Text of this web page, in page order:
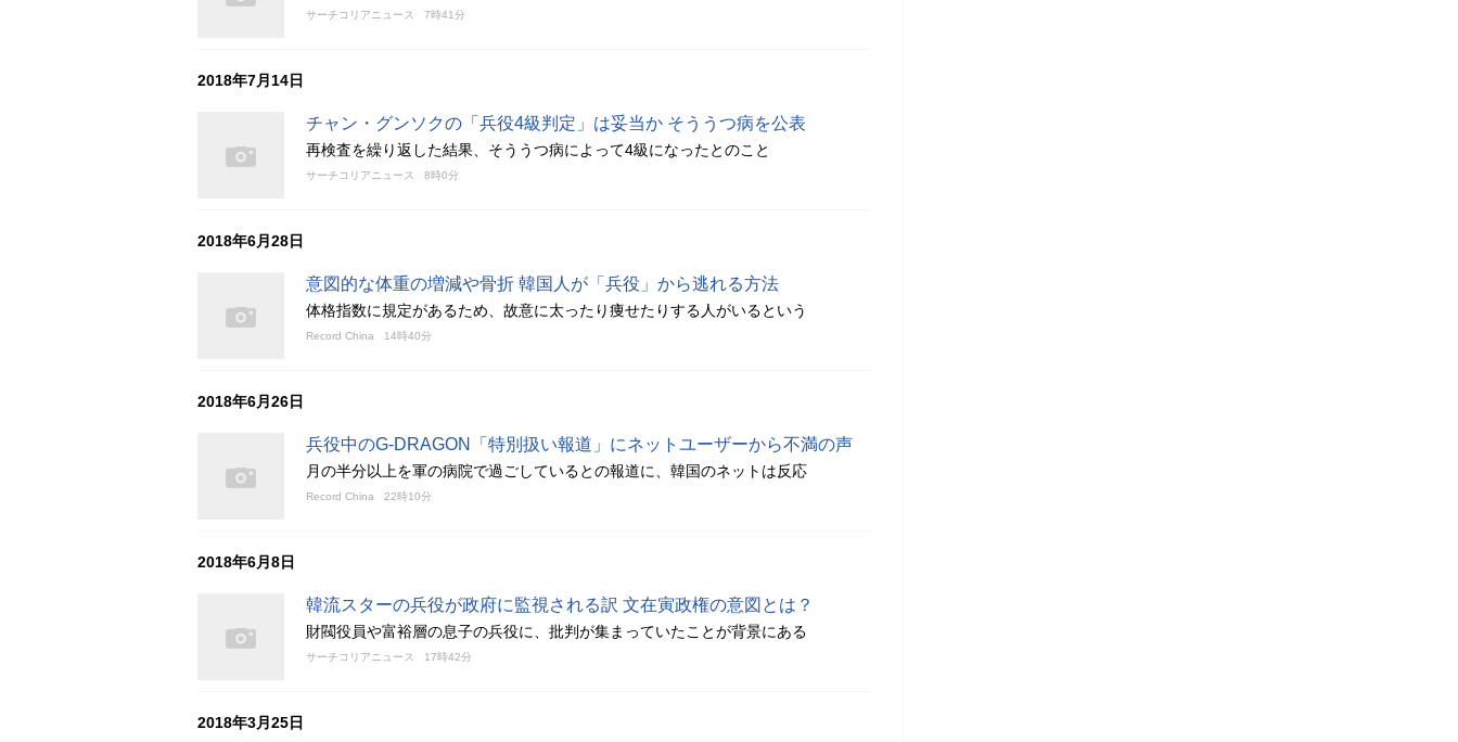
サーチコリアニュース 7時41分
2018年7月14日
チャン・グンソクの「兵役4級判定」は妥当か そううつ病を公表
再検査を繰り返した結果、そううつ病によって4級になったとのこと
サーチコリアニュース 8時0分
2018年6月28日
意図的な体重の増減や骨折 韓国人が「兵役」から逃れる方法
体格指数に規定があるため、故意に太ったり痩せたりする人がいるという
Record China 14時40分
2018年6月26日
兵役中のG-DRAGON「特別扱い報道」にネットユーザーから不満の声
月の半分以上を軍の病院で過ごしているとの報道に、韓国のネットは反応
Record China 22時10分
2018年6月8日
韓流スターの兵役が政府に監視される訳 文在寅政権の意図とは？
財閥役員や富裕層の息子の兵役に、批判が集まっていたことが背景にある
サーチコリアニュース 17時42分
2018年3月25日